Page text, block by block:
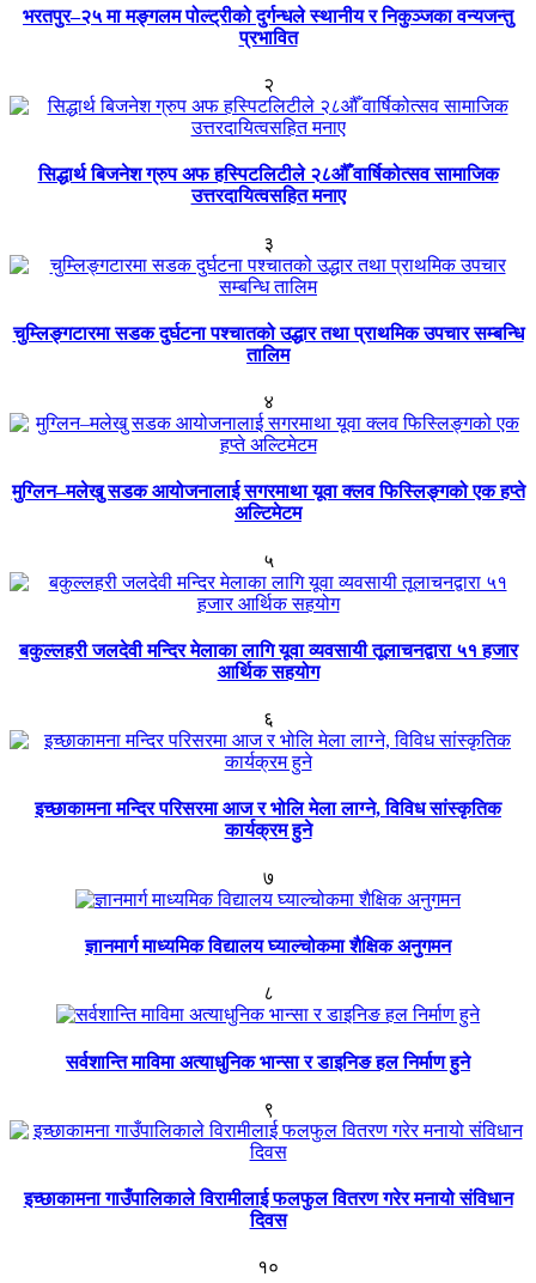
भरतपुर–२५ मा मङ्गलम पोल्ट्रीको दुर्गन्धले स्थानीय र निकुञ्जका वन्यजन्तु
प्रभावित
२
सिद्धार्थ बिजनेश ग्रुप अफ हस्पिटलिटीले २८औँ वार्षिकोत्सव सामाजिक
उत्तरदायित्वसहित मनाए
३
चुम्लिङ्गटारमा सडक दुर्घटना पश्चातको उद्धार तथा प्राथमिक उपचार सम्बन्धि
तालिम
४
मुग्लिन–मलेखु सडक आयोजनालाई सगरमाथा यूवा क्लव फिस्लिङ्गको एक हप्ते
अल्टिमेटम
५
बकुल्लहरी जलदेवी मन्दिर मेलाका लागि यूवा व्यवसायी तूलाचनद्वारा ५१ हजार
आर्थिक सहयोग
६
इच्छाकामना मन्दिर परिसरमा आज र भोलि मेला लाग्ने, विविध सांस्कृतिक
कार्यक्रम हुने
७
ज्ञानमार्ग माध्यमिक विद्यालय घ्याल्चोकमा शैक्षिक अनुगमन
८
सर्वशान्ति माविमा अत्याधुनिक भान्सा र डाइनिङ हल निर्माण हुने
९
इच्छाकामना गाउँपालिकाले विरामीलाई फलफुल वितरण गरेर मनायो संविधान
दिवस
१०